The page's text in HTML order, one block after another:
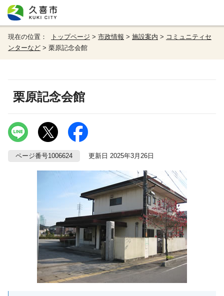
現在の位置： トップページ > 市政情報 > 施設案内 > コミュニティセ
ンターなど > 栗原記念会館
栗原記念会館
ページ番号1006624 更新日 2025年3月26日